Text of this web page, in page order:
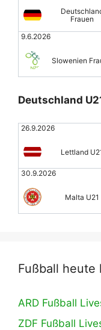
Frauen
9.6.2026
Slowenien
Deutschland
26.9.2026
Lettland
30.9.2026
Malta U21
Fußball heute
ARD Fußball
ZDF Fußball